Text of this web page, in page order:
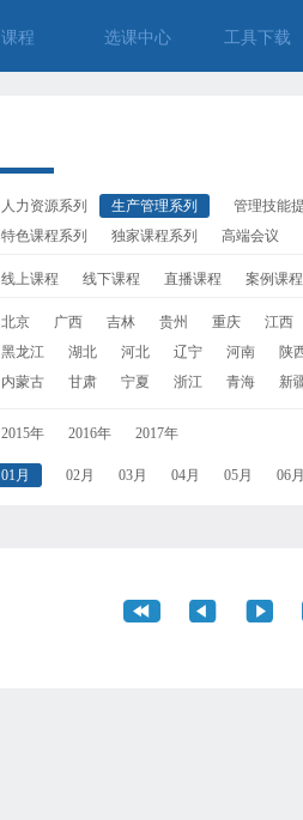
课程 选课中心 工具下载
人力资源系列 生产管理系列
管理技能
特色课程系列
独家课程系列 高端会议
线上课程 线下课程 直播课程 案例课程
北京 广西 吉林 贵州 重庆
江西
黑龙江
湖北 河北 辽宁 河南
陕
内蒙古
甘肃 宁夏 浙江 青海 新
2015年 2016年 2017年
01月 02月 03月 04月 05月 06